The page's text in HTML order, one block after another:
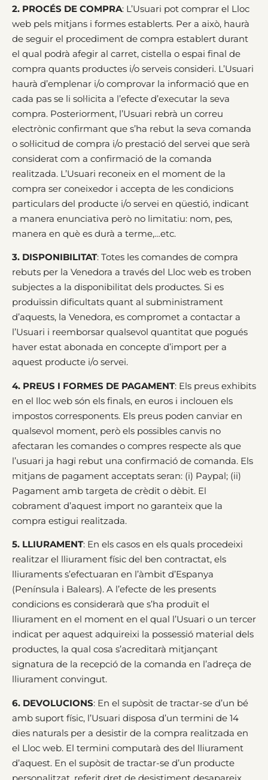
2. PROCÉS DE COMPRA: L’Usuari pot comprar el Lloc
web pels mitjans i formes establerts. Per a això, haurà
de seguir el procediment de compra establert durant
el qual podrà afegir al carret, cistella o espai final de
compra quants productes i/o serveis consideri. L’Usuari
haurà d’emplenar i/o comprovar la informació que en
cada pas se li sol·licita a l’efecte d’executar la seva
compra. Posteriorment, l’Usuari rebrà un correu
electrònic confirmant que s’ha rebut la seva comanda
o sol·licitud de compra i/o prestació del servei que serà
considerat com a confirmació de la comanda
realitzada. L’Usuari reconeix en el moment de la
compra ser coneixedor i accepta de les condicions
particulars del producte i/o servei en qüestió, indicant
a manera enunciativa però no limitatiu: nom, pes,
manera en què es durà a terme,…etc.
3. DISPONIBILITAT: Totes les comandes de compra
rebuts per la Venedora a través del Lloc web es troben
subjectes a la disponibilitat dels productes. Si es
produïssin dificultats quant al subministrament
d’aquests, la Venedora, es compromet a contactar a
l’Usuari i reemborsar qualsevol quantitat que pogués
haver estat abonada en concepte d’import per a
aquest producte i/o servei.
4. PREUS I FORMES DE PAGAMENT: Els preus exhibits
en el lloc web són els finals, en euros i inclouen els
impostos corresponents. Els preus poden canviar en
qualsevol moment, però els possibles canvis no
afectaran les comandes o compres respecte als que
l’usuari ja hagi rebut una confirmació de comanda. Els
mitjans de pagament acceptats seran: (i) Paypal; (ii)
Pagament amb targeta de crèdit o dèbit. El
cobrament d’aquest import no garanteix que la
compra estigui realitzada.
5. LLIURAMENT: En els casos en els quals procedeixi
realitzar el lliurament físic del ben contractat, els
lliuraments s’efectuaran en l’àmbit d’Espanya
(Península i Balears). A l’efecte de les presents
condicions es considerarà que s’ha produït el
lliurament en el moment en el qual l’Usuari o un tercer
indicat per aquest adquireixi la possessió material dels
productes, la qual cosa s’acreditarà mitjançant
signatura de la recepció de la comanda en l’adreça de
lliurament convingut.
6. DEVOLUCIONS: En el supòsit de tractar-se d’un bé
amb suport físic, l’Usuari disposa d’un termini de 14
dies naturals per a desistir de la compra realitzada en
el Lloc web. El termini computarà des del lliurament
d’aquest. En el supòsit de tractar-se d’un producte
personalitzat, referit dret de desistiment desapareix